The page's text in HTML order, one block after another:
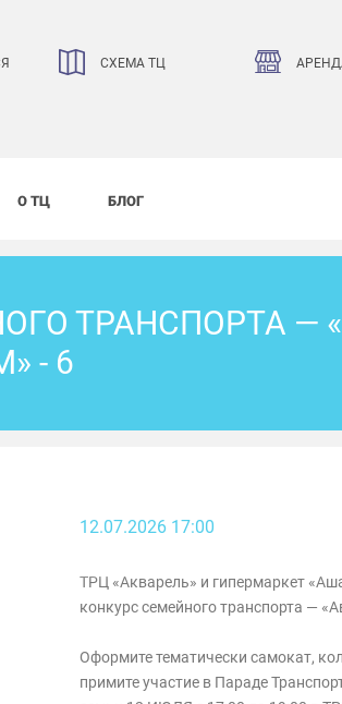
СХЕМА ТЦ
О ТЦ БЛОГ
ТРАНСПОРТА —
- 6
12.07.2026 17:00
ТРЦ «Акварель» и гипермаркет
конкурс семейного транспорта —
Оформите тематически самокат,
примите участие в Параде